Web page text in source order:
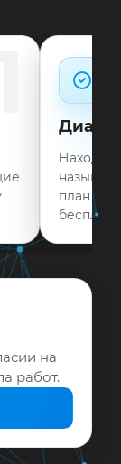
и
или с
и
Находим
план
на
работ.